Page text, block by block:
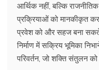
आर्थिक नहीं, बल्कि
प्रक्रियाओं को मानकीकृत कर
प्रवेश को और सहज बना
निर्माण में सक्रिय भूमिका
परिवर्तन, जो शक्ति संतुलन